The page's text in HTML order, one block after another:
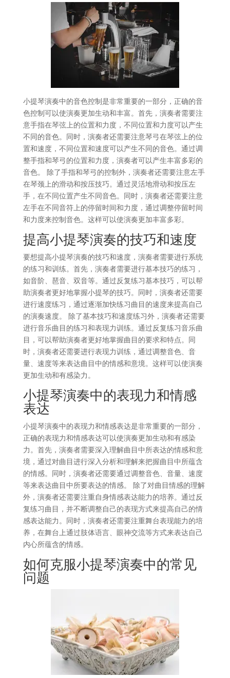
小提琴演奏中的音色控制是非常重要的一部分，正确的音
色控制可以使演奏更加生动和丰富。首先，演奏者需要注
意手指在琴弦上的位置和力度，不同位置和力度可以产生
不同的音色。同时，演奏者还需要注意琴弓在琴弦上的位
置和速度，不同位置和速度可以产生不同的音色。通过调
整手指和琴弓的位置和力度，演奏者可以产生丰富多彩的
音色。 除了手指和琴弓的控制外，演奏者还需要注意左手
在琴颈上的滑动和按压技巧。通过灵活地滑动和按压左
手，在不同位置产生不同音色。同时，演奏者还需要注意
左手在不同音符上的停留时间和力度，通过调整停留时间
和力度来控制音色。这样可以使演奏更加丰富多彩。
提高小提琴演奏的技巧和速度
要想提高小提琴演奏的技巧和速度，演奏者需要进行系统
的练习和训练。首先，演奏者需要进行基本技巧的练习，
如音阶、琶音、双音等。通过反复练习基本技巧，可以帮
助演奏者更好地掌握小提琴的技巧。同时，演奏者还需要
进行速度练习，通过逐渐加快练习曲目的速度来提高自己
的演奏速度。 除了基本技巧和速度练习外，演奏者还需要
进行音乐曲目的练习和表现力训练。通过反复练习音乐曲
目，可以帮助演奏者更好地掌握曲目的要求和特点。同
时，演奏者还需要进行表现力训练，通过调整音色、音
量、速度等来表达曲目中的情感和意境。这样可以使演奏
更加生动和有感染力。
小提琴演奏中的表现力和情感
表达
小提琴演奏中的表现力和情感表达是非常重要的一部分，
正确的表现力和情感表达可以使演奏更加生动和有感染
力。首先，演奏者需要深入理解曲目中所表达的情感和意
境，通过对曲目进行深入分析和理解来把握曲目中所蕴含
的情感。同时，演奏者还需要通过调整音色、音量、速度
等来表达曲目中所要表达的情感。 除了对曲目情感的理解
外，演奏者还需要注重自身情感表达能力的培养。通过反
复练习曲目，并不断调整自己的表现方式来提高自己的情
感表达能力。同时，演奏者还需要注重舞台表现能力的培
养，在舞台上通过肢体语言、眼神交流等方式来表达自己
内心所蕴含的情感。
如何克服小提琴演奏中的常见
问题